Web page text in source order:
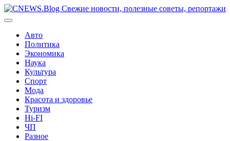
Перейти
к
Авто
Политика
Экономика
Наука
Культура
Спорт
Мода
Красота и здоровье
Туризм
Hi-FI
ЧП
Разное